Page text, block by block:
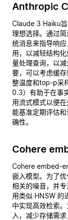
Anthropic
Claude 3 Haiku
理想选择。通过
统消息来指导响
用，以减轻结构
量处理查询，以
要，可以考虑缓
整温度和top-p采
0.3）有助于在事
用流式模式以便
能基准定期评估
确性。
Cohere
Cohere embed-
嵌入模型。为了
相关的噪音，并
用类似 HNSW 的
中实现高效检索
入，减少存储需